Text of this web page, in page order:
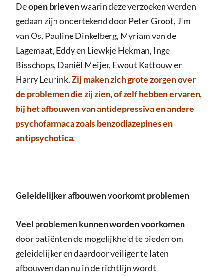
Deopen brievenwaarin deze verzoeken werden
gedaan zijn ondertekend door Peter Groot, Jim
van Os, Pauline Dinkelberg, Myriam van de
Lagemaat, Eddy en Liewkje Hekman, Inge
Bisschops, Daniël Meijer, Ewout Kattouw en
Harry Leurink.Zij maken zich grote zorgen over
de problemen die zij zien, of zelf hebben ervaren,
bij het afbouwen van antidepressiva en andere
psychofarmaca zoals benzodiazepines en
antipsychotica.
Geleidelijker afbouwen voorkomt problemen
Veel problemen kunnen worden voorkomen
door patiënten de mogelijkheid te bieden om
geleidelijker en daardoor veiliger te laten
afbouwen dan nu in de richtlijn wordt